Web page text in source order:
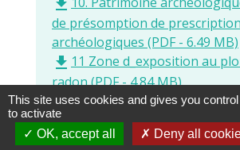
file_download
de présomption de
archéologiques (PDF - 6.49 MB)
file_download 11 Zone d_exposition au
radon (PDF - 4.84 MB)
file_download12. Arrêté préfectoral sur la
réglementation des
372.22 kB)
This site uses cookies and gives you
to activate
OK, accept all
Deny all